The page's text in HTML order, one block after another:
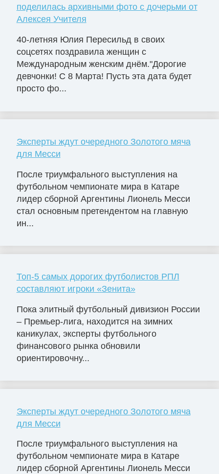
поделилась архивными фото с дочерьми от
Алексея Учителя
40-летняя Юлия Пересильд в своих
соцсетях поздравила женщин с
Международным женским днём."Дорогие
девчонки! С 8 Марта! Пусть эта дата будет
просто фо...
Эксперты ждут очередного Золотого мяча
для Месси
После триумфального выступления на
футбольном чемпионате мира в Катаре
лидер сборной Аргентины Лионель Месси
стал основным претендентом на главную
ин...
Топ-5 самых дорогих футболистов РПЛ
составляют игроки «Зенита»
Пока элитный футбольный дивизион России
– Премьер-лига, находится на зимних
каникулах, эксперты футбольного
финансового рынка обновили
ориентировочну...
Эксперты ждут очередного Золотого мяча
для Месси
После триумфального выступления на
футбольном чемпионате мира в Катаре
лидер сборной Аргентины Лионель Месси